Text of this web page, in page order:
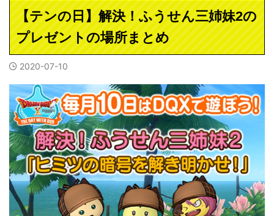
【テンの日】解決！ふうせん三姉妹2の
プレゼントの場所まとめ
2020-07-10